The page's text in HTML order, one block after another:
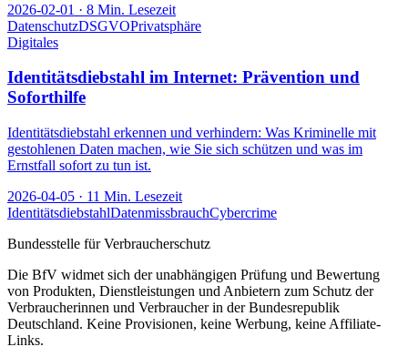
2026-02-01 · 8 Min. Lesezeit
DatenschutzDSGVOPrivatsphäre
Digitales
Identitätsdiebstahl im Internet: Prävention und
Soforthilfe
Identitätsdiebstahl erkennen und verhindern: Was Kriminelle mit
gestohlenen Daten machen, wie Sie sich schützen und was im
Ernstfall sofort zu tun ist.
2026-04-05 · 11 Min. Lesezeit
IdentitätsdiebstahlDatenmissbrauchCybercrime
Bundesstelle für Verbraucherschutz
Die BfV widmet sich der unabhängigen Prüfung und Bewertung
von Produkten, Dienstleistungen und Anbietern zum Schutz der
Verbraucherinnen und Verbraucher in der Bundesrepublik
Deutschland. Keine Provisionen, keine Werbung, keine Affiliate-
Links.